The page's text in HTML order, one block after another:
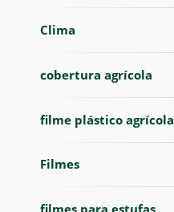
Clima
cobertura agrícola
filme plástico agrícola
Filmes